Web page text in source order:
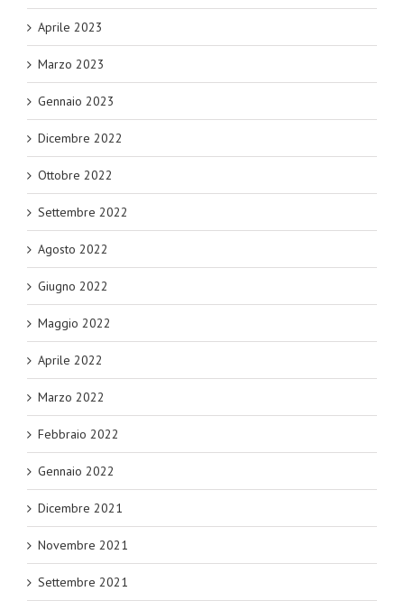
Aprile 2023
Marzo 2023
Gennaio 2023
Dicembre 2022
Ottobre 2022
Settembre 2022
Agosto 2022
Giugno 2022
Maggio 2022
Aprile 2022
Marzo 2022
Febbraio 2022
Gennaio 2022
Dicembre 2021
Novembre 2021
Settembre 2021